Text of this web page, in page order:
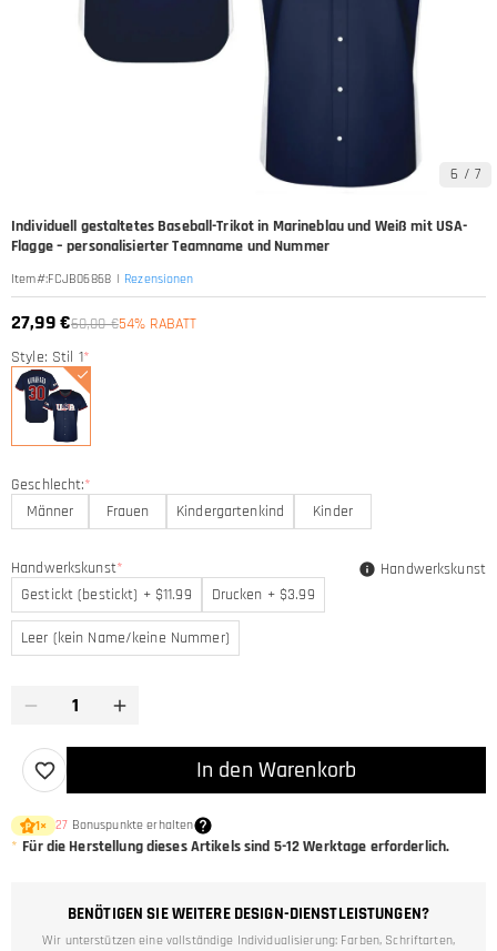
6 / 7
Individuell gestaltetes Baseball-Trikot in Marineblau und Weiß mit USA-
Flagge – personalisierter Teamname und Nummer
Item#:FCJB06868 | Rezensionen
27,99 €60,00 €54% RABATT
Style: Stil 1*
Geschlecht:*
Männer
Frauen Kindergartenkind Kinder
Handwerkskunst*
Gestickt (bestickt) + $11.99
Drucken + $3.99
Leer (kein Name/keine Nummer)
Handwerkskunst
In den Warenkorb
1× 27 Bonuspunkte erhalten
* Für die Herstellung dieses Artikels sind 5-12Werktage erforderlich.
BENÖTIGEN SIE WEITERE DESIGN-DIENSTLEISTUNGEN?
Wir unterstützen eine vollständige Individualisierung: Farben, Schriftarten,